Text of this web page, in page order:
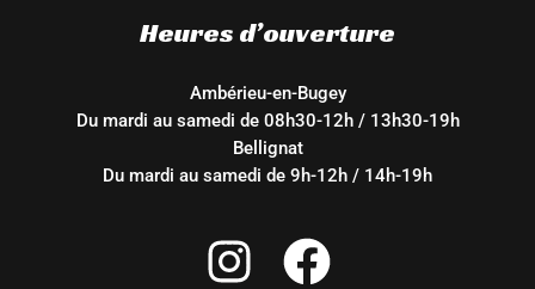
Heures d’ouverture
Ambérieu-en-Bugey
Du mardi au samedi de 08h30-12h / 13h30-19h
Bellignat
Du mardi au samedi de 9h-12h / 14h-19h